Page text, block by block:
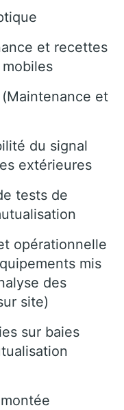
et recettes
et
du signal
extérieures
tests de
opérationnelle
mis
des
site)
sur baies